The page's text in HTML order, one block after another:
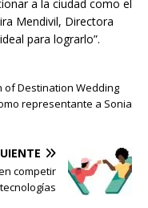
a la ciudad como el
Mendivil, Directora
para lograrlo”.
of Destination Wedding
representante a Sonia
competir